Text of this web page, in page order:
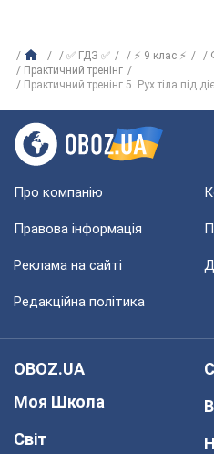
✅ ГДЗ ✅ ⚡ 9 клас ⚡
Практичний тренінг
Практичний тренінг 5. Рух тіла під
Про компанію
Правова інформація
Реклама на сайті
Редакційна політика
OBOZ.UA
Моя Школа
Світ